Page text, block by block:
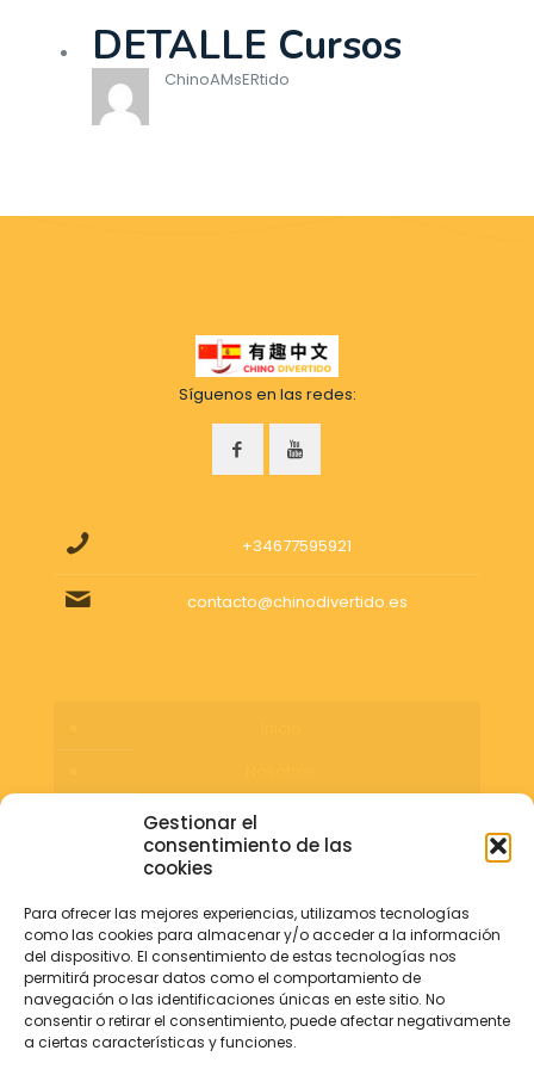
Gestionar el
consentimiento de las
cookies
Para ofrecer las mejores experiencias, utilizamos tecnologías
como las cookies para almacenar y/o acceder a la información
del dispositivo. El consentimiento de estas tecnologías nos
permitirá procesar datos como el comportamiento de
navegación o las identificaciones únicas en este sitio. No
consentir o retirar el consentimiento, puede afectar negativamente
a ciertas características y funciones.
DETALLE Cursos
ChinoAMsERtido
Síguenos en las redes:
+34677595921
contacto@chinodivertido.es
Servicios
Blog